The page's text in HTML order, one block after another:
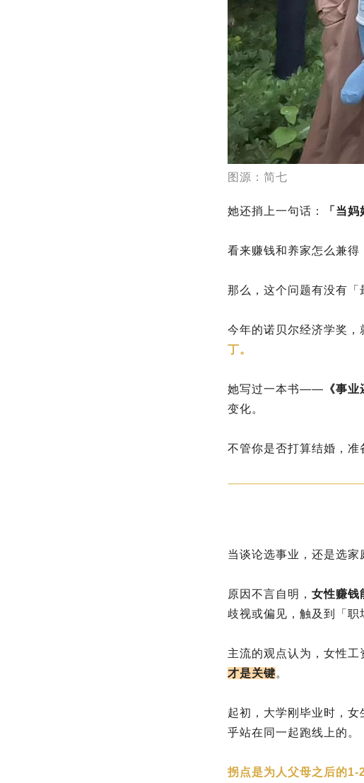
图源：简七
她还捎上一句话： 「当
看来赚钱和养家怎么兼得
那么，这个问题有没有「
今年的诺贝尔经济学奖，
丁。
她写过一本书—— 《事
变化。
不管你是否打算结婚，
当谈论选事业，还是选家
原因不言自明， 女性赚钱
歧视或偏见，触及到「职
主流的观点认为，女性工
才是关键。
起初，大学刚毕业时，
乎站在同一起跑线上的。
拐点是为人父母之后的1-